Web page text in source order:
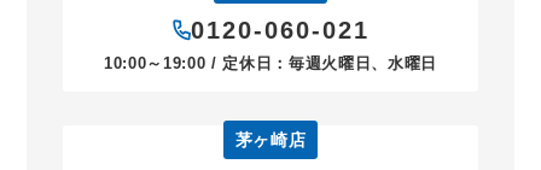
0120-060-021
10:00～19:00 / 定休日：毎週火曜日、水曜日
茅ヶ崎店